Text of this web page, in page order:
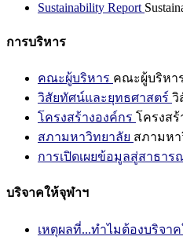
Sustainability Report
การบริหาร
คณะผู้บริหาร คณะผู้บริหา
วิสัยทัศน์และยุทธศาสตร์ วิ
โครงสร้างองค์กร โครงสร้
สภามหาวิทยาลัย สภามหา
การเปิดเผยข้อมูลสู่สาธาร
บริจาคให้จุฬาฯ
เหตุผลที่...ทำไมต้องบริจา